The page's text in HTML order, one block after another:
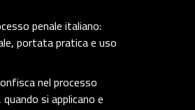
penale italiano:
portata pratica e uso
nel processo
si applicano e